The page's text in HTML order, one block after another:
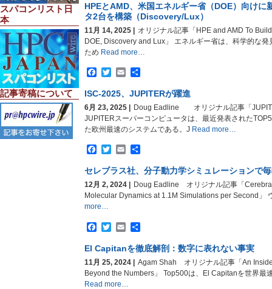
スパコンリスト日
本
記事寄稿について
HPEとAMD、米国エネルギー省（DOE）向けに
タ2台を構築（Discovery/Lux）
11月 14, 2025 | オリジナル記事「HPE and AMD To
DOE, Discovery and Lux」 エネルギー省は、科学的な
ため Read more…
Facebook
TwitterEmail
共
ISC-2025、JUPITERが躍進
6月 23, 2025 |
Doug Eadline オリジナル記事「
JUPITERスーパーコンピュータは、最近発表された
た欧州最速のシステムである。J Read more…
Facebook
TwitterEmail
共
セレブラス社、分子動力学シミュレーションで
12月 2, 2024 |
Doug Eadline オリジナル記事「
Molecular Dynamics at 1.1M Simulations per Second」
more…
Facebook
TwitterEmail
共
El Capitanを徹底解剖：数字に表れない事実
11月 25, 2024 | Agam Shah オリジナル記事「An
Beyond the Numbers」 Top500は、El Capitanを世界最
Read more…